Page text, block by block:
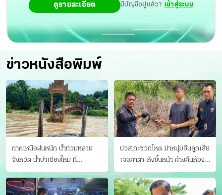
ดูรายละเอียด มีบัญชีอยู่แล้ว? เข้าสู่ระบบ
ข่าวหนังสือพิมพ์
ภาคเหนือฝนหนัก น้ำท่วมหลาย
จังหวัด นํ้าบ่าเชียงใหม่ ที่
แม่ฮ่องสอน ซัดสะพานขาด
ปวส.กะซวกโหด ฆ่าหนุ่มจีนลูกเสี่ย
เจอคาตา-หึงขึ้นหน้า ค้างคืนห้อง
แฟนสาว